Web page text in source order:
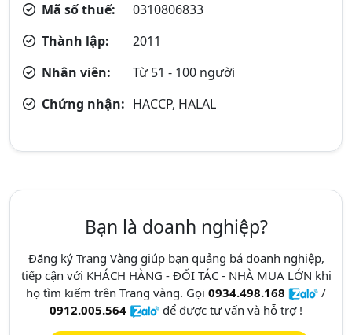
Mã số thuế:
0310806833
Thành lập:
2011
Nhân viên:
Từ 51 - 100 người
Chứng nhận: HACCP, HALAL
Bạn là doanh nghiệp?
Đăng ký Trang Vàng giúp bạn quảng bá doanh nghiệp,
tiếp cận với KHÁCH HÀNG - ĐỐI TÁC - NHÀ MUA LỚN khi
họ tìm kiếm trên Trang vàng. Gọi 0934.498.168
/
0912.005.564
để được tư vấn và hỗ trợ !